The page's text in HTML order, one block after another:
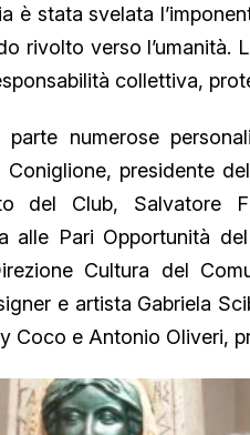
è stata svelata
rivolto verso l’umanità.
collettiva,
parte numerose
presidente
del Club, Salvatore
alle Pari Opportunità
Cultura del
e artista Gabriela
Coco e Antonio Oliveri,